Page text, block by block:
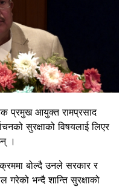
प्रमुख आयुक्त रामप्रसाद
सुरक्षाको विषयलाई लिएर
।
बोल्दै उनले सरकार र
भन्दै शान्ति सुरक्षाको